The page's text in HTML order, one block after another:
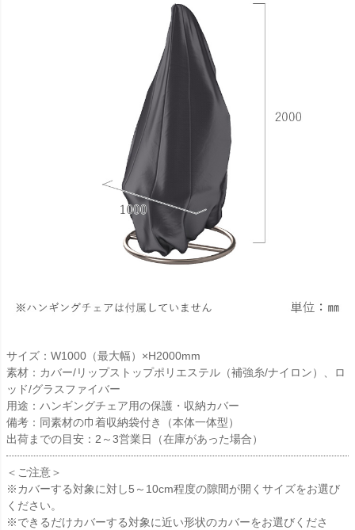
サイズ：W1000（最大幅）×H2000mm
素材：カバー/リップストップポリエステル（補強糸/ナイロン）、ロ
ッド/グラスファイバー
用途：ハンギングチェア用の保護・収納カバー
備考：同素材の巾着収納袋付き（本体一体型）
出荷までの目安：2～3営業日（在庫があった場合）
＜ご注意＞
※カバーする対象に対し5～10cm程度の隙間が開くサイズをお選び
ください。
※できるだけカバーする対象に近い形状のカバーをお選びくださ